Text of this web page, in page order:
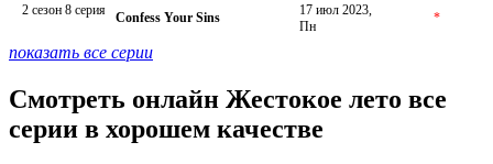
2 сезон 8 серия Confess Your Sins
17 июл 2023,
Пн
*
показать все серии
Смотреть онлайн Жестокое лето все
серии в хорошем качестве